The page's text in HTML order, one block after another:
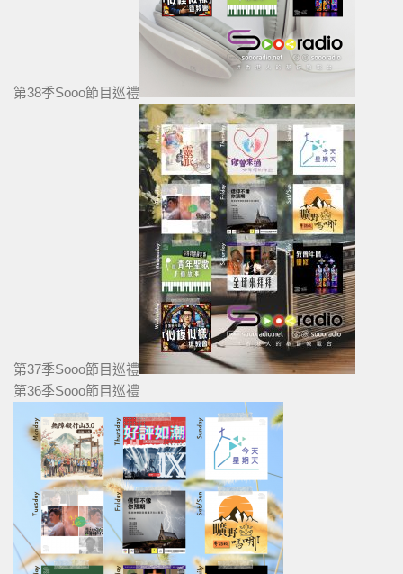
第38季Sooo節目巡禮
第37季Sooo節目巡禮
第36季Sooo節目巡禮